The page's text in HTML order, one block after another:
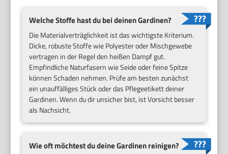
Welche Stoffe hast du bei deinen Gardinen?
Die Materialverträglichkeit ist das wichtigste Kriterium.
Dicke, robuste Stoffe wie Polyester oder Mischgewebe
vertragen in der Regel den heißen Dampf gut.
Empfindliche Naturfasern wie Seide oder feine Spitze
können Schaden nehmen. Prüfe am besten zunächst
ein unauffälliges Stück oder das Pflegeetikett deiner
Gardinen. Wenn du dir unsicher bist, ist Vorsicht besser
als Nachsicht.
Wie oft möchtest du deine Gardinen reinigen?